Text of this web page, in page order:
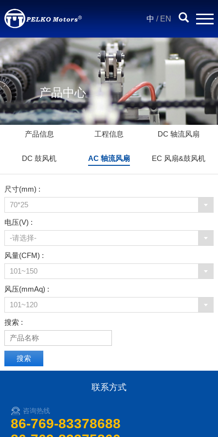
中 / EN
产品中心
产品信息 工程信息 DC 轴流风扇
DC 鼓风机 AC 轴流风扇 EC 风扇&鼓风机
尺寸(mm) :
70*25
电压(V) :
-请选择-
风量(CFM) :
101~150
风压(mmAq) :
101~120
搜索 :
联系方式
咨询热线
86-769-83378688